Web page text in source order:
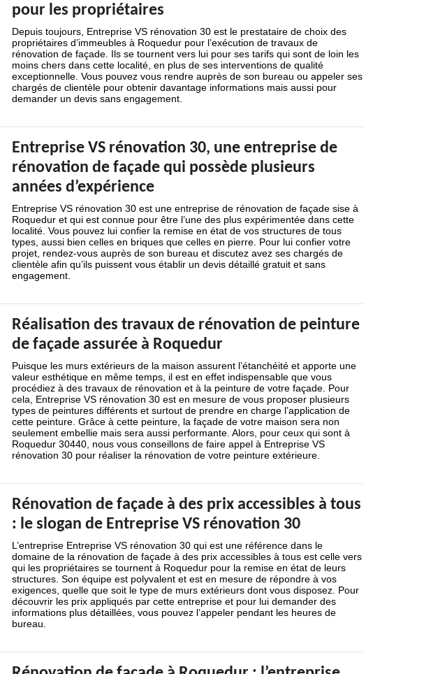
pour les propriétaires
Depuis toujours, Entreprise VS rénovation 30 est le prestataire de choix des
propriétaires d’immeubles à Roquedur pour l’exécution de travaux de
rénovation de façade. Ils se tournent vers lui pour ses tarifs qui sont de loin les
moins chers dans cette localité, en plus de ses interventions de qualité
exceptionnelle. Vous pouvez vous rendre auprès de son bureau ou appeler ses
chargés de clientèle pour obtenir davantage informations mais aussi pour
demander un devis sans engagement.
Entreprise VS rénovation 30, une entreprise de
rénovation de façade qui possède plusieurs
années d’expérience
Entreprise VS rénovation 30 est une entreprise de rénovation de façade sise à
Roquedur et qui est connue pour être l’une des plus expérimentée dans cette
localité. Vous pouvez lui confier la remise en état de vos structures de tous
types, aussi bien celles en briques que celles en pierre. Pour lui confier votre
projet, rendez-vous auprès de son bureau et discutez avez ses chargés de
clientèle afin qu’ils puissent vous établir un devis détaillé gratuit et sans
engagement.
Réalisation des travaux de rénovation de peinture
de façade assurée à Roquedur
Puisque les murs extérieurs de la maison assurent l’étanchéité et apporte une
valeur esthétique en même temps, il est en effet indispensable que vous
procédiez à des travaux de rénovation et à la peinture de votre façade. Pour
cela, Entreprise VS rénovation 30 est en mesure de vous proposer plusieurs
types de peintures différents et surtout de prendre en charge l’application de
cette peinture. Grâce à cette peinture, la façade de votre maison sera non
seulement embellie mais sera aussi performante. Alors, pour ceux qui sont à
Roquedur 30440, nous vous conseillons de faire appel à Entreprise VS
rénovation 30 pour réaliser la rénovation de votre peinture extérieure.
Rénovation de façade à des prix accessibles à tous
: le slogan de Entreprise VS rénovation 30
L’entreprise Entreprise VS rénovation 30 qui est une référence dans le
domaine de la rénovation de façade à des prix accessibles à tous est celle vers
qui les propriétaires se tournent à Roquedur pour la remise en état de leurs
structures. Son équipe est polyvalent et est en mesure de répondre à vos
exigences, quelle que soit le type de murs extérieurs dont vous disposez. Pour
découvrir les prix appliqués par cette entreprise et pour lui demander des
informations plus détaillées, vous pouvez l’appeler pendant les heures de
bureau.